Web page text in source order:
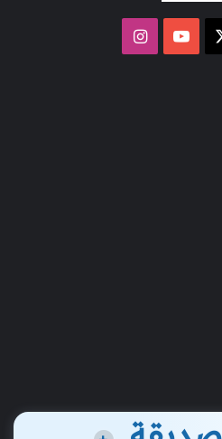
‫YouTubeانستقرام